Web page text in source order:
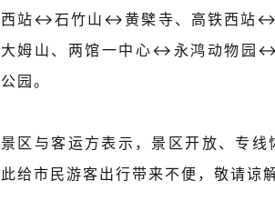
西站↔石竹山↔黄檗寺、高铁西站
大姆山、两馆一中心↔永鸿动物园
公园。
景区与客运方表示，景区开放、专
此给市民游客出行带来不便，敬请谅解